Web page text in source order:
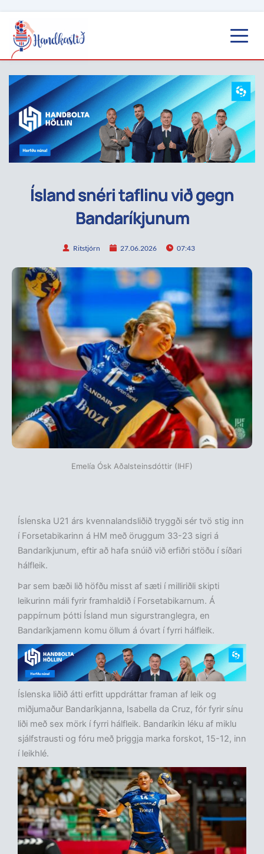
Ísland snéri taflinu við gegn
Bandaríkjunum
Ritstjórn 27.06.2026 07:43
Emelía Ósk Aðalsteinsdóttir (IHF)
Íslenska U21 árs kvennalandsliðið tryggði sér tvö stig inn
í Forsetabikarinn á HM með öruggum 33-23 sigri á
Bandaríkjunum, eftir að hafa snúið við erfiðri stöðu í síðari
hálfleik.
Þar sem bæði lið höfðu misst af sæti í milliriðli skipti
leikurinn máli fyrir framhaldið í Forsetabikarnum. Á
pappírnum þótti Ísland mun sigurstranglegra, en
Bandaríkjamenn komu öllum á óvart í fyrri hálfleik.
Íslenska liðið átti erfitt uppdráttar framan af leik og
miðjumaður Bandaríkjanna, Isabella da Cruz, fór fyrir sínu
liði með sex mörk í fyrri hálfleik. Bandaríkin léku af miklu
sjálfstrausti og fóru með þriggja marka forskot, 15-12, inn
í leikhlé.